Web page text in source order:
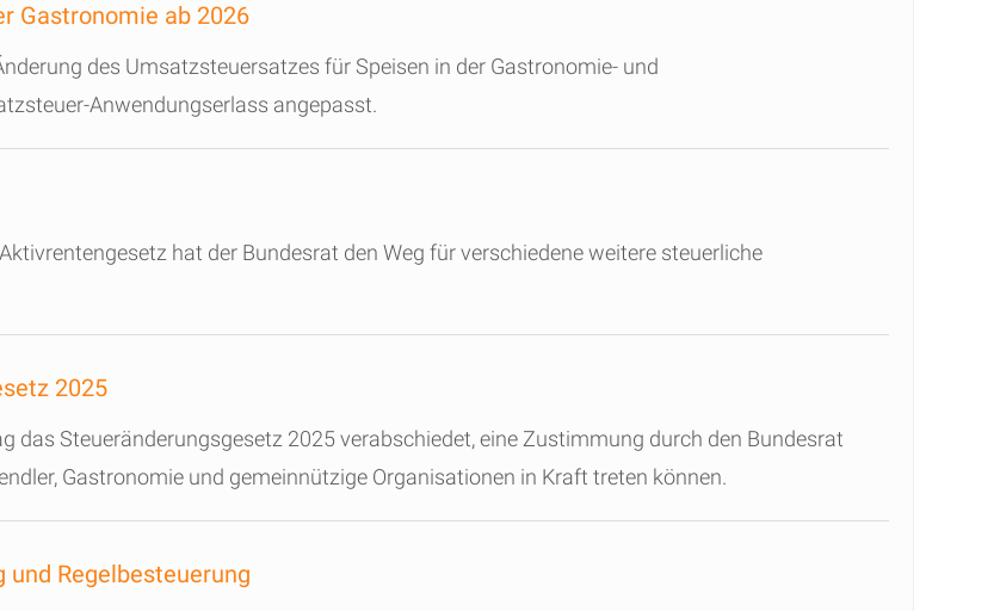
Gastronomie ab 2026
des Umsatzsteuersatzes für Speisen in der Gastronomie- und
Anwendungserlass angepasst.
hat der Bundesrat den Weg für verschiedene weitere steuerliche
2025
das Steueränderungsgesetz 2025 verabschiedet, eine Zustimmung durch den Bundesrat
Gastronomie und gemeinnützige Organisationen in Kraft treten können.
Regelbesteuerung